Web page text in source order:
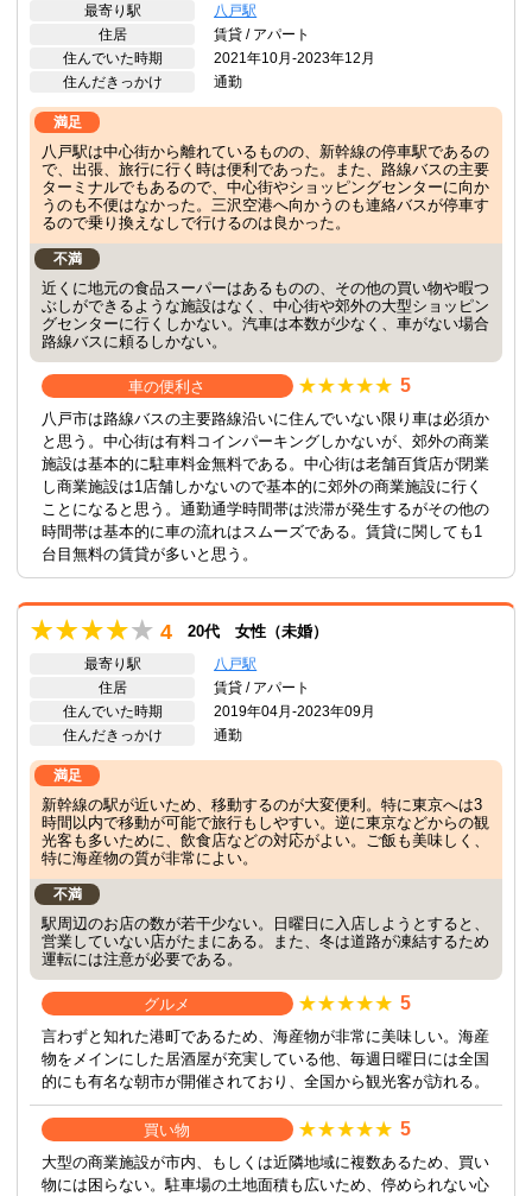
最寄り駅
八戸駅
住居
賃貸 / アパート
住んでいた時期
2021年10月-2023年12月
住んだきっかけ
通勤
満足
八戸駅は中心街から離れているものの、新幹線の停車駅であるの
で、出張、旅行に行く時は便利であった。また、路線バスの主要
ターミナルでもあるので、中心街やショッピングセンターに向か
うのも不便はなかった。三沢空港へ向かうのも連絡バスが停車す
るので乗り換えなしで行けるのは良かった。
不満
近くに地元の食品スーパーはあるものの、その他の買い物や暇つ
ぶしができるような施設はなく、中心街や郊外の大型ショッピン
グセンターに行くしかない。汽車は本数が少なく、車がない場合
路線バスに頼るしかない。
車の便利さ 5
八戸市は路線バスの主要路線沿いに住んでいない限り車は必須か
と思う。中心街は有料コインパーキングしかないが、郊外の商業
施設は基本的に駐車料金無料である。中心街は老舗百貨店が閉業
し商業施設は1店舗しかないので基本的に郊外の商業施設に行く
ことになると思う。通勤通学時間帯は渋滞が発生するがその他の
時間帯は基本的に車の流れはスムーズである。賃貸に関しても1
台目無料の賃貸が多いと思う。
4 20代 女性（未婚）
最寄り駅
八戸駅
住居
賃貸 / アパート
住んでいた時期
2019年04月-2023年09月
住んだきっかけ
通勤
満足
新幹線の駅が近いため、移動するのが大変便利。特に東京へは3
時間以内で移動が可能で旅行もしやすい。逆に東京などからの観
光客も多いために、飲食店などの対応がよい。ご飯も美味しく、
特に海産物の質が非常によい。
不満
駅周辺のお店の数が若干少ない。日曜日に入店しようとすると、
営業していない店がたまにある。また、冬は道路が凍結するため
運転には注意が必要である。
グルメ 5
言わずと知れた港町であるため、海産物が非常に美味しい。海産
物をメインにした居酒屋が充実している他、毎週日曜日には全国
的にも有名な朝市が開催されており、全国から観光客が訪れる。
買い物 5
大型の商業施設が市内、もしくは近隣地域に複数あるため、買い
物には困らない。駐車場の土地面積も広いため、停められない心